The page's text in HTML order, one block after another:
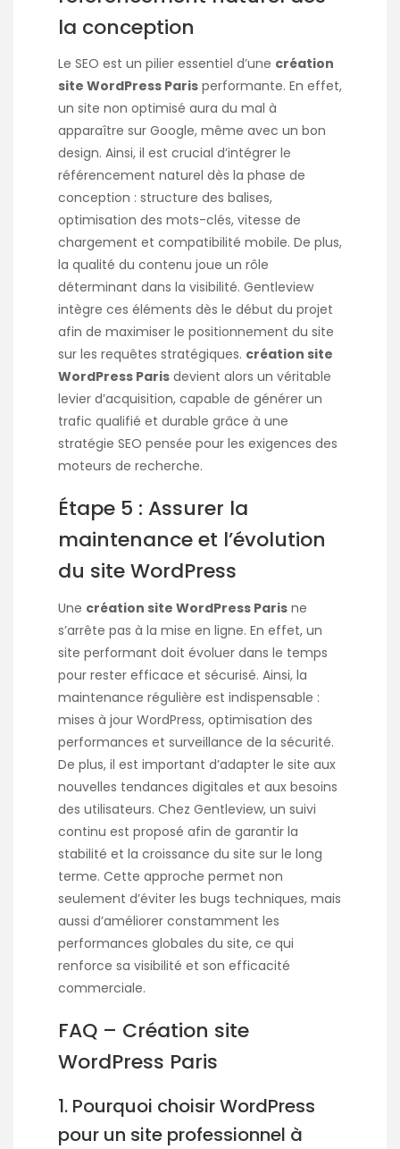
la conception
Le SEO est un pilier essentiel d’une création
site WordPress Paris performante. En effet,
un site non optimisé aura du mal à
apparaître sur Google, même avec un bon
design. Ainsi, il est crucial d’intégrer le
référencement naturel dès la phase de
conception : structure des balises,
optimisation des mots-clés, vitesse de
chargement et compatibilité mobile. De plus,
la qualité du contenu joue un rôle
déterminant dans la visibilité. Gentleview
intègre ces éléments dès le début du projet
afin de maximiser le positionnement du site
sur les requêtes stratégiques. création site
WordPress Paris devient alors un véritable
levier d’acquisition, capable de générer un
trafic qualifié et durable grâce à une
stratégie SEO pensée pour les exigences des
moteurs de recherche.
Étape 5 : Assurer la
maintenance et l’évolution
du site WordPress
Une création site WordPress Paris ne
s’arrête pas à la mise en ligne. En effet, un
site performant doit évoluer dans le temps
pour rester efficace et sécurisé. Ainsi, la
maintenance régulière est indispensable :
mises à jour WordPress, optimisation des
performances et surveillance de la sécurité.
De plus, il est important d’adapter le site aux
nouvelles tendances digitales et aux besoins
des utilisateurs. Chez Gentleview, un suivi
continu est proposé afin de garantir la
stabilité et la croissance du site sur le long
terme. Cette approche permet non
seulement d’éviter les bugs techniques, mais
aussi d’améliorer constamment les
performances globales du site, ce qui
renforce sa visibilité et son efficacité
commerciale.
FAQ – Création site
WordPress Paris
1. Pourquoi choisir WordPress
pour un site professionnel à